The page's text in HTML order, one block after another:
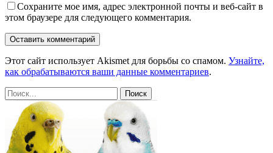
Сохраните мое имя, адрес электронной почты и веб-сайт в
этом браузере для следующего комментария.
Этот сайт использует Akismet для борьбы со спамом. Узнайте,
как обрабатываются ваши данные комментариев.